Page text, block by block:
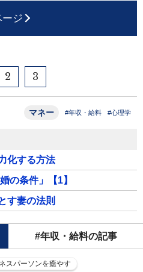
ージ
2 3
マネー #年収・給料 #心理学
化する方法
の条件」【1】
す妻の法則
#年収・給料の記事
スパーソンを癒やす